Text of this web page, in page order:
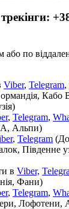
по
Viber, Telegram,
Кабо
, Telegram,
Альпи)
, Telegram
Південне
в Viber,
Фани)
, Telegram,
Лофотени,